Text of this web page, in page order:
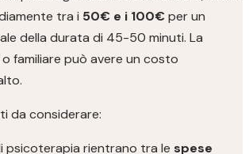
tra i 50€ e i 100€ per un
della durata di 45-50 minuti. La
familiare può avere un costo
da considerare:
psicoterapia rientrano tra le spese